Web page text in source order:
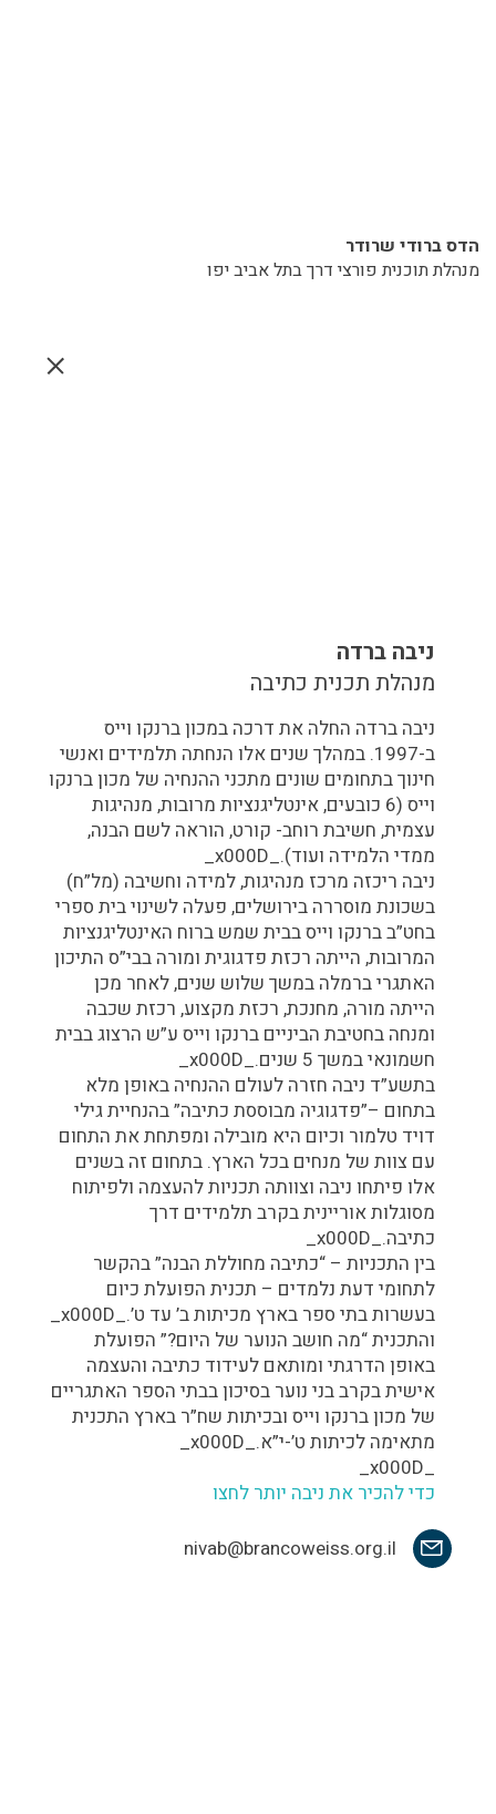
הדס ברודי שרודר
מנהלת תוכנית פורצי דרך בתל אביב יפו
ניבה ברדה
מנהלת תכנית כתיבה
ניבה ברדה החלה את דרכה במכון ברנקו וייס
ב-1997. במהלך שנים אלו הנחתה תלמידים ואנשי
חינוך בתחומים שונים מתכני ההנחיה של מכון ברנקו
וייס (6 כובעים, אינטליגנציות מרובות, מנהיגות
עצמית, חשיבת רוחב- קורט, הוראה לשם הבנה,
ממדי הלמידה ועוד)._x000D_
ניבה ריכזה מרכז מנהיגות, למידה וחשיבה (מל”ח)
בשכונת מוסררה בירושלים, פעלה לשינוי בית ספרי
בחט”ב ברנקו וייס בבית שמש ברוח האינטליגנציות
המרובות, הייתה רכזת פדגוגית ומורה בבי”ס התיכון
האתגרי ברמלה במשך שלוש שנים, לאחר מכן
הייתה מורה, מחנכת, רכזת מקצוע, רכזת שכבה
ומנחה בחטיבת הביניים ברנקו וייס ע”ש הרצוג בבית
חשמונאי במשך 5 שנים._x000D_
בתשע”ד ניבה חזרה לעולם ההנחיה באופן מלא
בתחום –”פדגוגיה מבוססת כתיבה” בהנחיית גילי
דויד טלמור וכיום היא מובילה ומפתחת את התחום
עם צוות של מנחים בכל הארץ. בתחום זה בשנים
אלו פיתחו ניבה וצוותה תכניות להעצמה ולפיתוח
מסוגלות אוריינית בקרב תלמידים דרך
כתיבה._x000D_
בין התכניות – “כתיבה מחוללת הבנה” בהקשר
לתחומי דעת נלמדים – תכנית הפועלת כיום
בעשרות בתי ספר בארץ מכיתות ב’ עד ט’._x000D_
והתכנית “מה חושב הנוער של היום?” הפועלת
באופן הדרגתי ומותאם לעידוד כתיבה והעצמה
אישית בקרב בני נוער בסיכון בבתי הספר האתגריים
של מכון ברנקו וייס ובכיתות שח”ר בארץ התכנית
מתאימה לכיתות ט’-י”א._x000D_
_x000D_
כדי להכיר את ניבה יותר לחצו
nivab@brancoweiss.org.il